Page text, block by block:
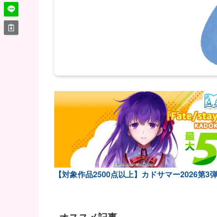
【対象作品2500点以上】カドサマー2026第3弾